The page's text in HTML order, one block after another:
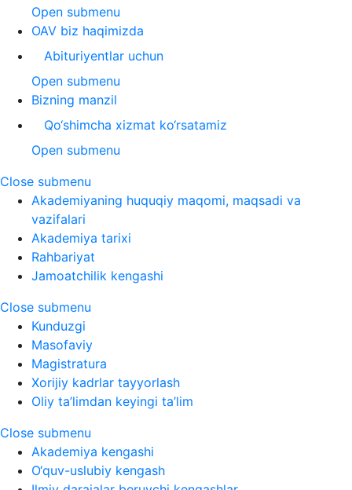
Open submenu
OAV biz haqimizda
Abituriyentlar uchun
Open submenu
Bizning manzil
Qo‘shimcha xizmat ko‘rsatamiz
Open submenu
Close submenu
Akademiyaning huquqiy maqomi, maqsadi va
vazifalari
Akademiya tarixi
Rahbariyat
Jamoatchilik kengashi
Close submenu
Kunduzgi
Masofaviy
Magistratura
Xorijiy kadrlar tayyorlash
Oliy ta’limdan keyingi ta’lim
Close submenu
Akademiya kengashi
O‘quv-uslubiy kengash